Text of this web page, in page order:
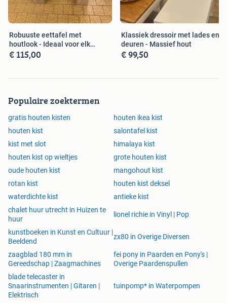
Robuuste eettafel met
houtlook - Ideaal voor elk
interieur
€ 115,00
Klassiek dressoir met lades en
deuren - Massief hout
€ 99,50
Populaire zoektermen
gratis houten kisten
houten ikea kist
houten kist
salontafel kist
kist met slot
himalaya kist
houten kist op wieltjes
grote houten kist
oude houten kist
mangohout kist
rotan kist
houten kist deksel
waterdichte kist
antieke kist
chalet huur utrecht in Huizen te
huur
lionel richie in Vinyl | Pop
kunstboeken in Kunst en Cultuur |
Beeldend
zx80 in Overige Diversen
zaagblad 180 mm in
Gereedschap | Zaagmachines
fei pony in Paarden en Pony's |
Overige Paardenspullen
blade telecaster in
Snaarinstrumenten | Gitaren |
Elektrisch
tuinpomp* in Waterpompen